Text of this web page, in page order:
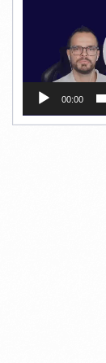
00:00